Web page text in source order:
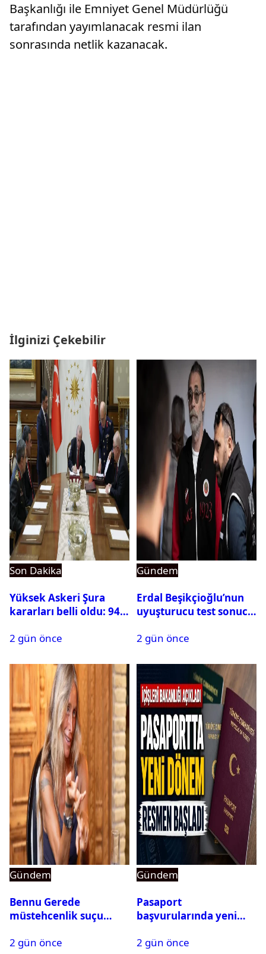
Başkanlığı ile Emniyet Genel Müdürlüğü
tarafından yayımlanacak resmi ilan
sonrasında netlik kazanacak.
İlginizi Çekebilir
Son Dakika
Yüksek Askeri Şura
kararları belli oldu: 94
2 gün önce
Gündem
Erdal Beşikçioğlu’nun
uyuşturucu test sonucu
2 gün önce
Gündem
Bennu Gerede
müstehcenlik suçu
alındı
2 gün önce
Gündem
Pasaport
başvurularında yeni
2 gün önce